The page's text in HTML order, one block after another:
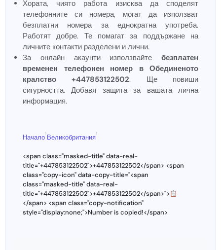
Хората, чиято работа изисква да споделят
телефонните си номера, могат да използват
безплатни номера за еднократна употреба.
Работят добре. Те помагат за поддържане на
личните контакти разделени и лични.
За онлайн акаунти използвайте безплатен
временен телефонен номер в Обединеното
кралство +447853122502. Ще повиши
сигурността. Добавя защита за вашата лична
информация.
Начало
›
Великобритания
›
<span class="masked-title" data-real-
title="+447853122502">+447853122502</span> <span
class="copy-icon" data-copy-title="<span
class="masked-title" data-real-
title="+447853122502">+447853122502</span>">
</span> <span class="copy-notification"
style="display:none;">Number is copied!</span>